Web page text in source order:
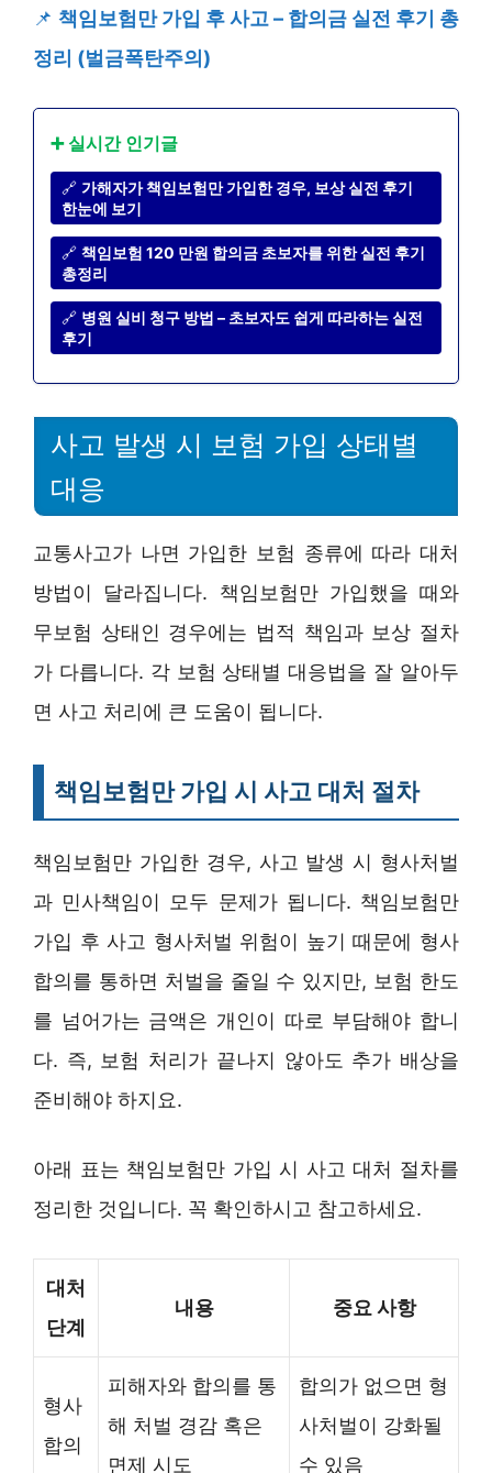
📌 책임보험만 가입 후 사고 – 합의금 실전 후기 총
정리 (벌금폭탄주의)
➕ 실시간 인기글
🔗 가해자가 책임보험만 가입한 경우, 보상 실전 후기
한눈에 보기
🔗 책임보험 120 만원 합의금 초보자를 위한 실전 후기
총정리
🔗 병원 실비 청구 방법 – 초보자도 쉽게 따라하는 실전
후기
사고 발생 시 보험 가입 상태별
대응
교통사고가 나면 가입한 보험 종류에 따라 대처
방법이 달라집니다. 책임보험만 가입했을 때와
무보험 상태인 경우에는 법적 책임과 보상 절차
가 다릅니다. 각 보험 상태별 대응법을 잘 알아두
면 사고 처리에 큰 도움이 됩니다.
책임보험만 가입 시 사고 대처 절차
책임보험만 가입한 경우, 사고 발생 시 형사처벌
과 민사책임이 모두 문제가 됩니다. 책임보험만
가입 후 사고 형사처벌 위험이 높기 때문에 형사
합의를 통하면 처벌을 줄일 수 있지만, 보험 한도
를 넘어가는 금액은 개인이 따로 부담해야 합니
다. 즉, 보험 처리가 끝나지 않아도 추가 배상을
준비해야 하지요.
아래 표는 책임보험만 가입 시 사고 대처 절차를
정리한 것입니다. 꼭 확인하시고 참고하세요.
대처
단계
내용 중요 사항
형사
합의
피해자와 합의를 통
해 처벌 경감 혹은
면제 시도
합의가 없으면 형
사처벌이 강화될
수 있음